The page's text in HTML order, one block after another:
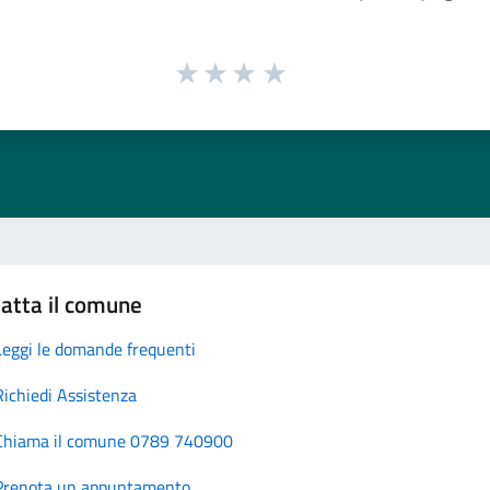
il comune
le domande frequenti
Assistenza
il comune 0789 740900